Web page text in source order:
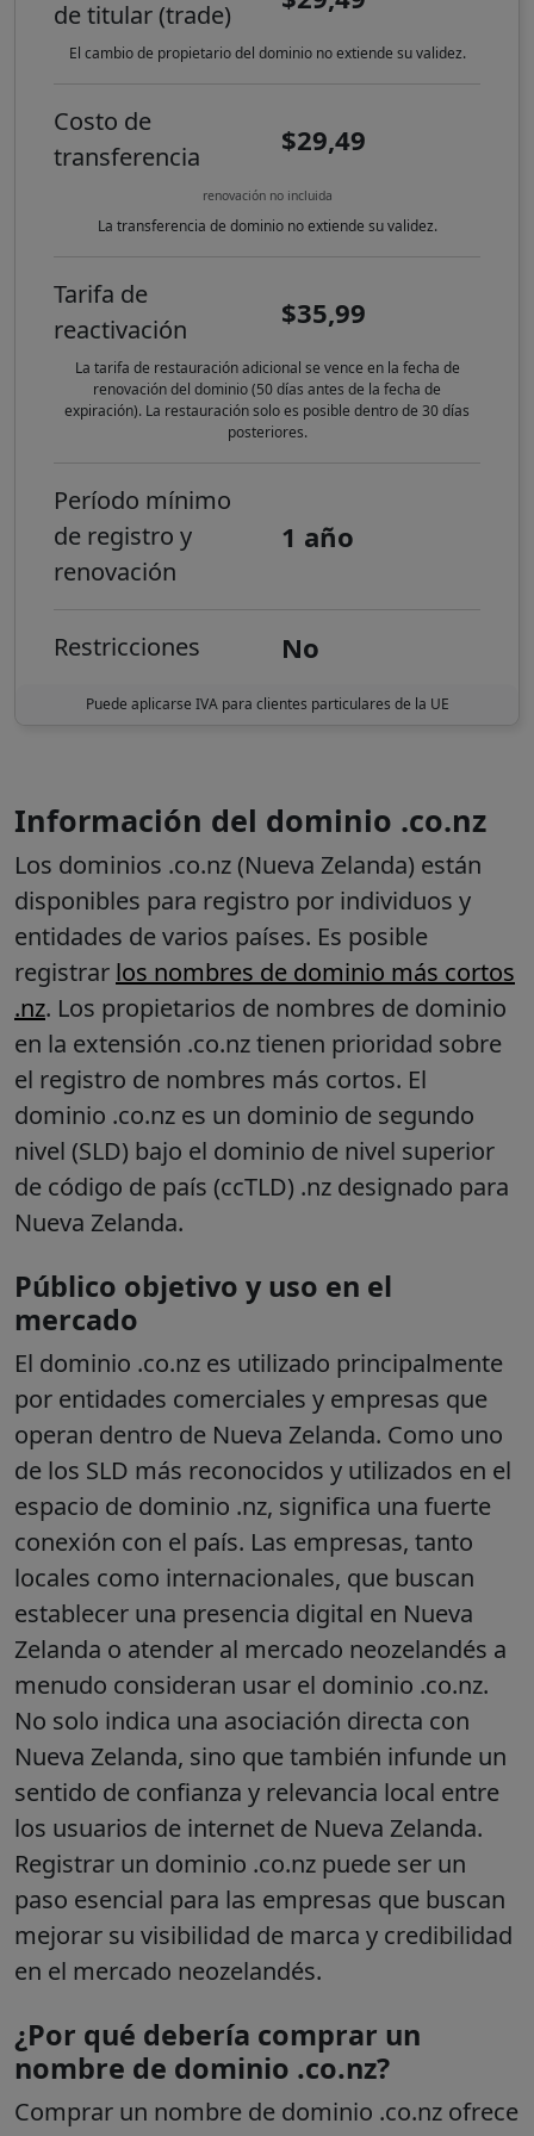
de titular (trade)
El cambio de propietario del dominio no extiende su validez.
Costo de
transferencia
$29,49
renovación no incluida
La transferencia de dominio no extiende su validez.
Tarifa de
reactivación
$35,99
La tarifa de restauración adicional se vence en la fecha de
renovación del dominio (50 días antes de la fecha de
expiración). La restauración solo es posible dentro de 30 días
posteriores.
Período mínimo
de registro y
renovación
1 año
Restricciones No
Puede aplicarse IVA para clientes particulares de la UE
Información del dominio .co.nz
Los dominios .co.nz (Nueva Zelanda) están
disponibles para registro por individuos y
entidades de varios países. Es posible
registrar los nombres de dominio más cortos
.nz. Los propietarios de nombres de dominio
en la extensión .co.nz tienen prioridad sobre
el registro de nombres más cortos. El
dominio .co.nz es un dominio de segundo
nivel (SLD) bajo el dominio de nivel superior
de código de país (ccTLD) .nz designado para
Nueva Zelanda.
Público objetivo y uso en el
mercado
El dominio .co.nz es utilizado principalmente
por entidades comerciales y empresas que
operan dentro de Nueva Zelanda. Como uno
de los SLD más reconocidos y utilizados en el
espacio de dominio .nz, significa una fuerte
conexión con el país. Las empresas, tanto
locales como internacionales, que buscan
establecer una presencia digital en Nueva
Zelanda o atender al mercado neozelandés a
menudo consideran usar el dominio .co.nz.
No solo indica una asociación directa con
Nueva Zelanda, sino que también infunde un
sentido de confianza y relevancia local entre
los usuarios de internet de Nueva Zelanda.
Registrar un dominio .co.nz puede ser un
paso esencial para las empresas que buscan
mejorar su visibilidad de marca y credibilidad
en el mercado neozelandés.
¿Por qué debería comprar un
nombre de dominio .co.nz?
Comprar un nombre de dominio .co.nz ofrece